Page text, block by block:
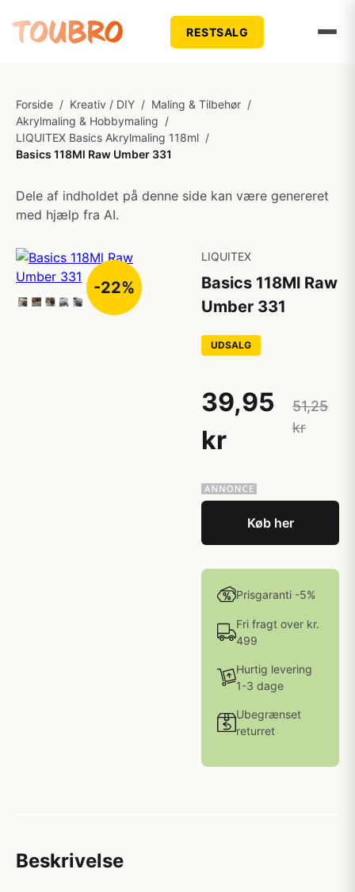
RESTSALG
Forside / Kreativ / DIY / Maling & Tilbehør /
Akrylmaling & Hobbymaling /
LIQUITEX Basics Akrylmaling 118ml /
Basics 118Ml Raw Umber 331
Dele af indholdet på denne side kan være genereret
med hjælp fra AI.
-22%
LIQUITEX
Basics 118Ml Raw
Umber 331
UDSALG
39,95
kr
51,25
kr
Køb her
Prisgaranti -5%
Fri fragt over kr.
499
Hurtig levering
1-3 dage
Ubegrænset
returret
Beskrivelse